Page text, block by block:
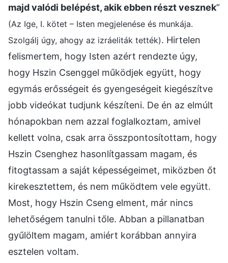
majd valódi belépést, akik ebben részt vesznek”
(Az Ige, I. kötet – Isten megjelenése és munkája.
Szolgálj úgy, ahogy az izráeliták tették). Hirtelen
felismertem, hogy Isten azért rendezte úgy,
hogy Hszin Csenggel működjek együtt, hogy
egymás erősségeit és gyengeségeit kiegészítve
jobb videókat tudjunk készíteni. De én az elmúlt
hónapokban nem azzal foglalkoztam, amivel
kellett volna, csak arra összpontosítottam, hogy
Hszin Csenghez hasonlítgassam magam, és
fitogtassam a saját képességeimet, miközben őt
kirekesztettem, és nem működtem vele együtt.
Most, hogy Hszin Cseng elment, már nincs
lehetőségem tanulni tőle. Abban a pillanatban
gyűlöltem magam, amiért korábban annyira
esztelen voltam.